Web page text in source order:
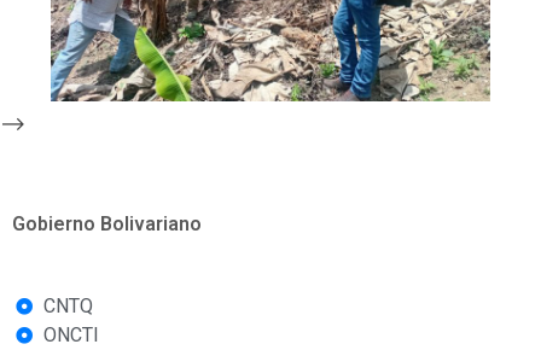
-->
Gobierno Bolivariano
CNTQ
ONCTI